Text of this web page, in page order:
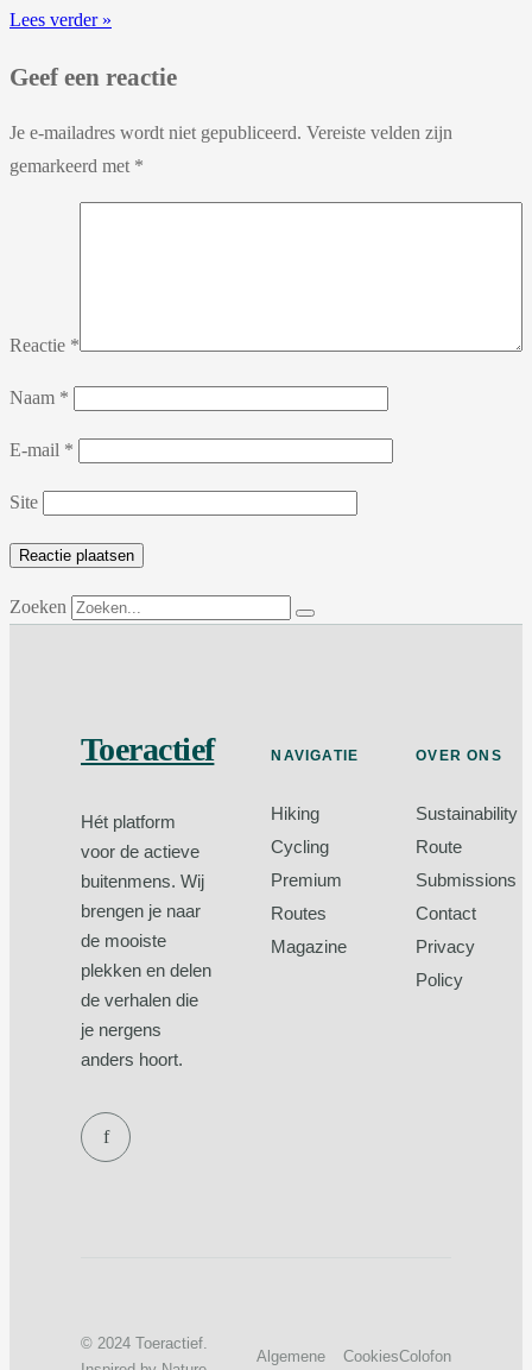
Lees verder »
Geef een reactie
Je e-mailadres wordt niet gepubliceerd. Vereiste velden zijn
gemarkeerd met *
Reactie *
Naam *
E-mail *
Site
Zoeken
Toeractief
Hét platform
voor de actieve
buitenmens. Wij
brengen je naar
de mooiste
plekken en delen
de verhalen die
je nergens
anders hoort.
f
NAVIGATIE
Hiking
Cycling
Premium
Routes
Magazine
OVER ONS
Sustainability
Route
Submissions
Contact
Privacy
Policy
© 2024 Toeractief.
Algemene
CookiesColofon